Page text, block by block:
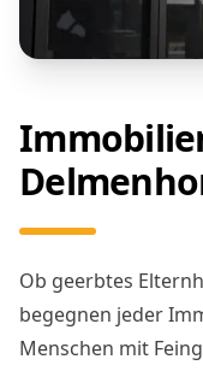
Ob geerbtes
begegnen jeder
Menschen mit